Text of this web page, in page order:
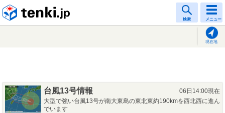
検索 メニュー
現在地
台風13号情報
06日14:00現在
大型で強い台風13号が南大東島の東北東約190kmを西北西に進ん
でいます